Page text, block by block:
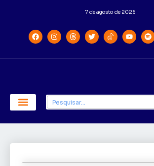
7 de agosto de 2026